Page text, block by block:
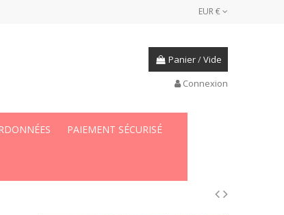
EUR €
Panier/Vide
Connexion
PAIEMENT SÉCURISÉ